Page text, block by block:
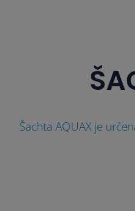
Šachta AQUAX je